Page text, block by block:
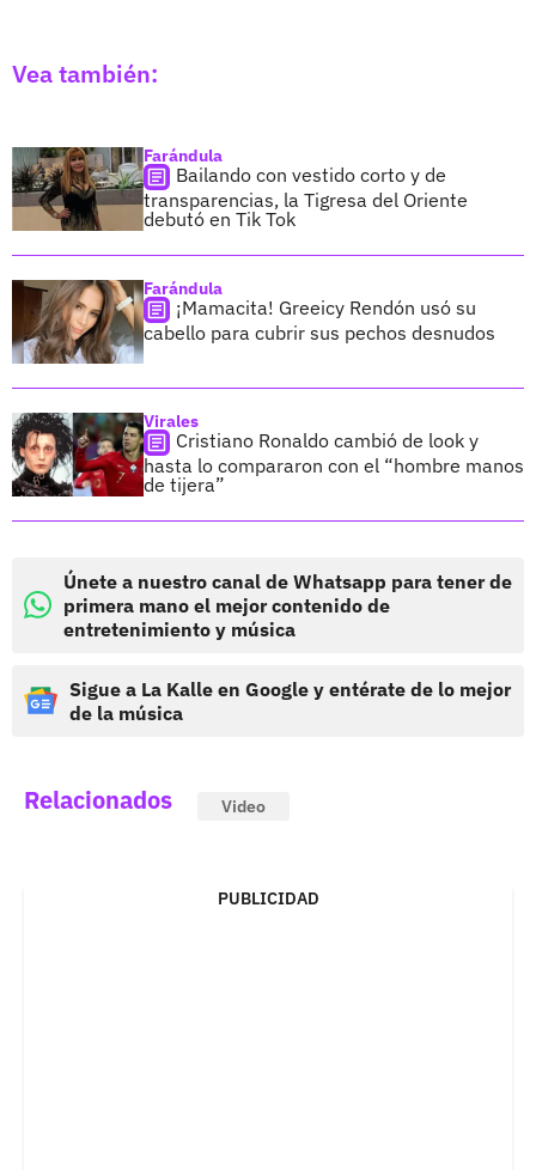
Vea también:
Farándula
Bailando con vestido corto y de
transparencias, la Tigresa del Oriente
debutó en Tik Tok
Farándula
¡Mamacita! Greeicy Rendón usó su
cabello para cubrir sus pechos desnudos
Virales
Cristiano Ronaldo cambió de look y
hasta lo compararon con el “hombre manos
de tijera”
Únete a nuestro canal de Whatsapp para tener de
primera mano el mejor contenido de
entretenimiento y música
Sigue a La Kalle en Google y entérate de lo mejor
de la música
Relacionados Video
PUBLICIDAD